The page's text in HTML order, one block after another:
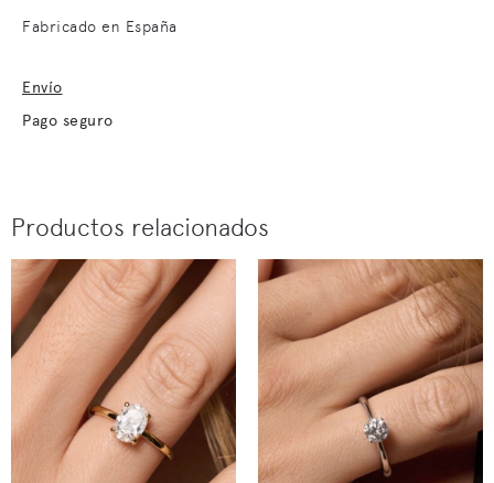
Fabricado en España
Envío
Pago seguro
Productos relacionados